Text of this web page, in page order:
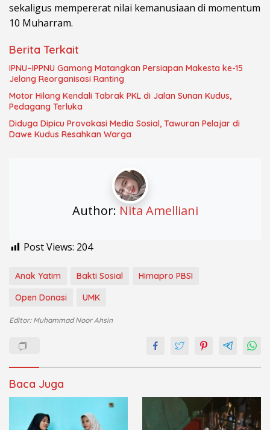
sekaligus mempererat nilai kemanusiaan di momentum
10 Muharram.
Berita Terkait
IPNU–IPPNU Gamong Matangkan Persiapan Makesta ke-15
Jelang Reorganisasi Ranting
Motor Hilang Kendali Tabrak PKL di Jalan Sunan Kudus,
Pedagang Terluka
Diduga Dipicu Provokasi Media Sosial, Tawuran Pelajar di
Dawe Kudus Resahkan Warga
Author: Nita Amelliani
Post Views: 204
Anak Yatim Bakti Sosial
Himapro PBSI
Open Donasi
UMK
Editor: Muhammad Noor Ahsin
Baca Juga